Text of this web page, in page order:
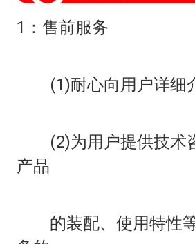
1：售前服务
(1)耐心向用户详细
(2)为用户提供技术
产品
的装配、使用特性等